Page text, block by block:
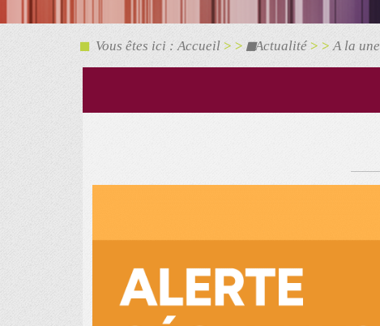
Vous êtes ici : Accueil > > Actualité > >A la une